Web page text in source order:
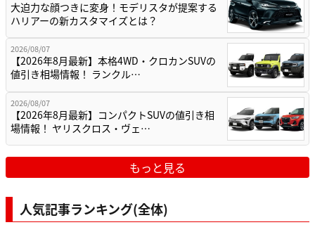
大迫力な顔つきに変身！モデリスタが提案する
ハリアーの新カスタマイズとは？
2026/08/07
【2026年8月最新】本格4WD・クロカンSUVの
値引き相場情報！ ランクル…
2026/08/07
【2026年8月最新】コンパクトSUVの値引き相
場情報！ ヤリスクロス・ヴェ…
もっと見る
人気記事ランキング(全体)